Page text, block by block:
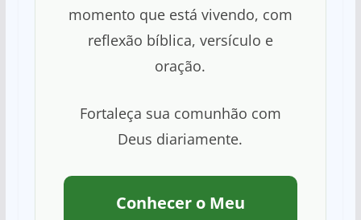
momento que está vivendo, com
reflexão bíblica, versículo e
oração.
Fortaleça sua comunhão com
Deus diariamente.
Conhecer o Meu